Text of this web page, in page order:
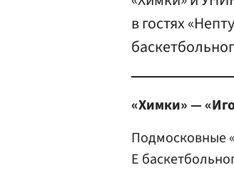
в гостях
«Химки» —
Подмосковные
Е